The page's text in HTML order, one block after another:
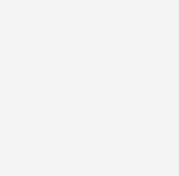
prüfen und
und Nachtragskontrollen. Wer was